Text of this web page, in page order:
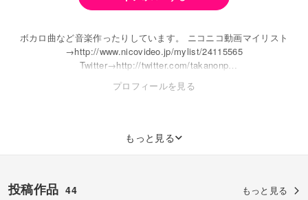
ボカロ曲など音楽作ったりしています。 ニコニコ動画マイリスト
→http://www.nicovideo.jp/mylist/24115565
Twitter→http://twitter.com/takanonp
Blog→http://takanonp.blog.fc2.com/
プロフィールを見る
もっと見る
投稿作品 44 もっと見る